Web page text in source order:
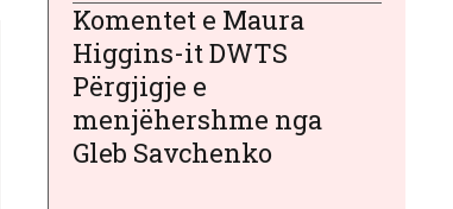
Komentet e Maura
Higgins-it DWTS
Përgjigje e
menjëhershme nga
Gleb Savchenko